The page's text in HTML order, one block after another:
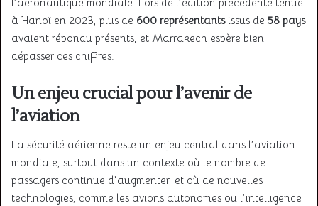
à Hanoï en 2023, plus de 600 représentantsissus de 58 pays
avaient répondu présents, et Marrakech espère bien
dépasser ces chiffres.
Un enjeu crucial pour l’avenir de
l’aviation
La sécurité aérienne reste un enjeu central dans l’aviation
mondiale, surtout dans un contexte où le nombre de
passagers continue d’augmenter, et où de nouvelles
technologies, comme les avions autonomes ou l’intelligence